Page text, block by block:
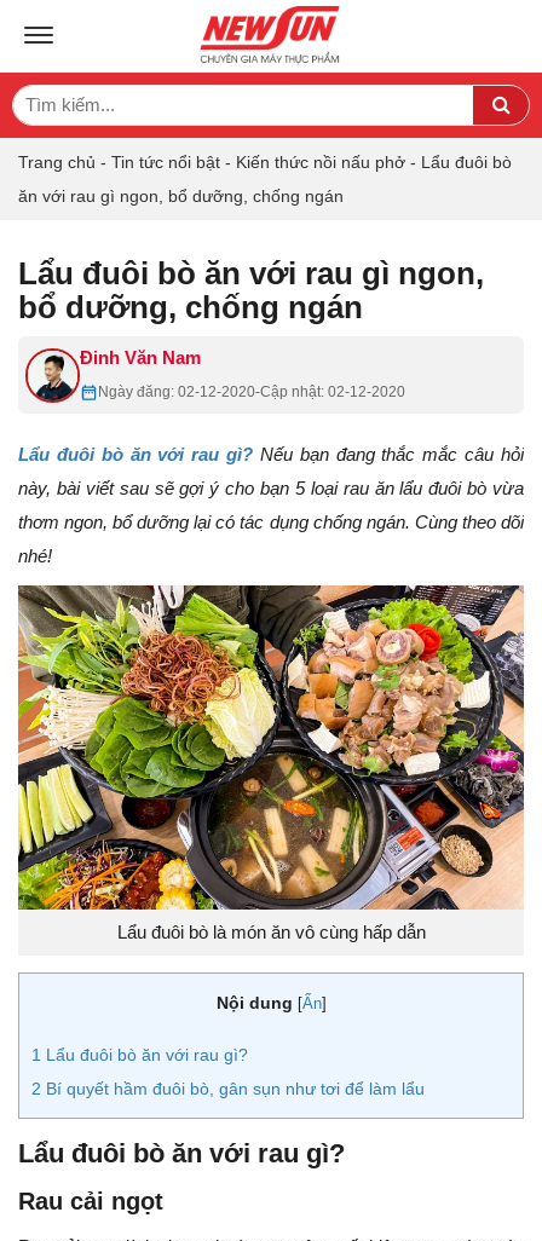
TOGGLE NAVIGATION
Search
for:
Trang chủ - Tin tức nổi bật - Kiến thức nồi nấu phở - Lẩu đuôi bò
ăn với rau gì ngon, bổ dưỡng, chống ngán
Lẩu đuôi bò ăn với rau gì ngon,
bổ dưỡng, chống ngán
Đinh Văn Nam
Ngày đăng: 02-12-2020-Cập nhật: 02-12-2020
Lẩu đuôi bò ăn với rau gì? Nếu bạn đang thắc mắc câu hỏi
này, bài viết sau sẽ gợi ý cho bạn 5 loại rau ăn lẩu đuôi bò vừa
thơm ngon, bổ dưỡng lại có tác dụng chống ngán. Cùng theo dõi
nhé!
Lẩu đuôi bò là món ăn vô cùng hấp dẫn
Nội dung [Ẩn]
1 Lẩu đuôi bò ăn với rau gì?
2 Bí quyết hầm đuôi bò, gân sụn như tơi để làm lẩu
Lẩu đuôi bò ăn với rau gì?
Rau cải ngọt